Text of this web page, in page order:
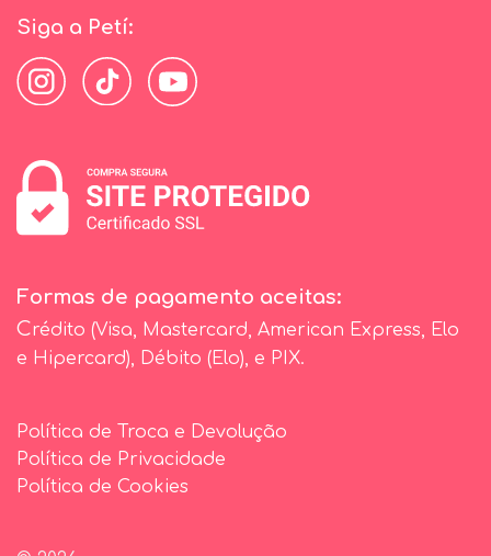
Siga a Petí:
Formas de pagamento aceitas:
Crédito (Visa, Mastercard, American Express, Elo
e Hipercard), Débito (Elo), e PIX.
Política de Troca e Devolução
Política de Privacidade
Política de Cookies